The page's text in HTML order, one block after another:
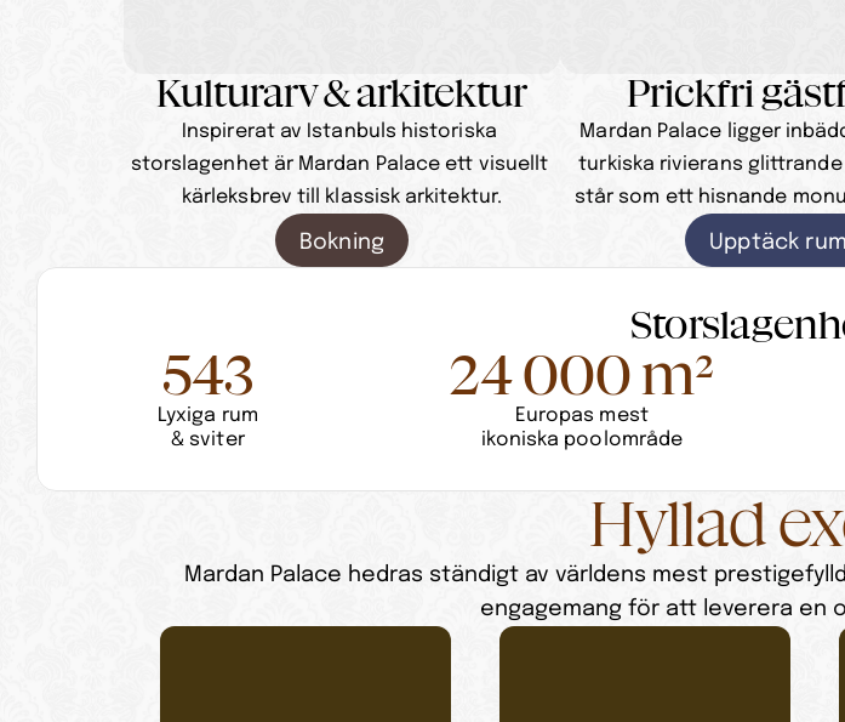
Kulturarv & arkitektur
Inspirerat av Istanbuls historiska
storslagenhet är Mardan Palace ett visuellt
kärleksbrev till klassisk arkitektur.
Bokning
Prickfri
Mardan Palace ligger
turkiska rivierans
står som ett hisnande
Upptäck rum
543
Lyxiga rum
& sviter
24 000 m²
Europas mest
ikoniska poolområde
Hyllad
Mardan Palace hedras ständigt av världens mest
engagemang för att leverera en